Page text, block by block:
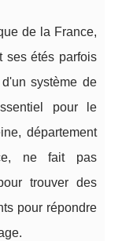
de la France,
ses étés parfois
système de
pour le
département
ne fait pas
trouver des
pour répondre